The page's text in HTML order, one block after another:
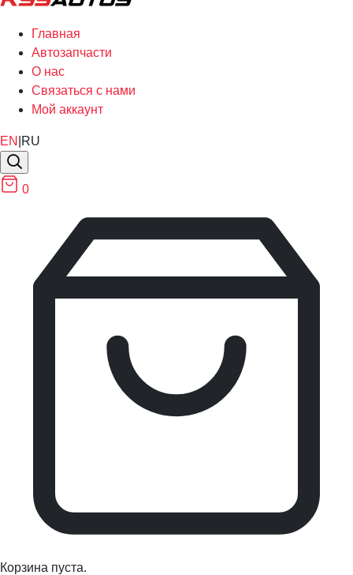
Главная
Автозапчасти
О нас
Связаться с нами
Мой аккаунт
EN RU
0
Корзина пуста.